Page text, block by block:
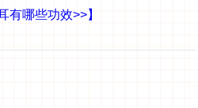
有哪些功效>>】